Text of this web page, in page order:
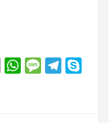
CopyWhatsApp
Message